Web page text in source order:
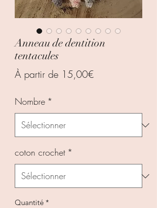
Anneau de dentition
tentacules
À partir de 15,00€Prix
Nombre *
coton crochet *
Quantité *